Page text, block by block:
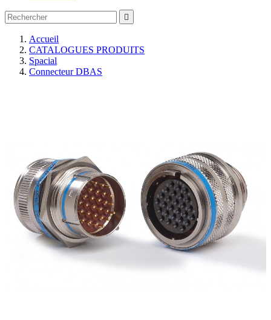

Accueil
CATALOGUES PRODUITS
Spacial
Connecteur DBAS